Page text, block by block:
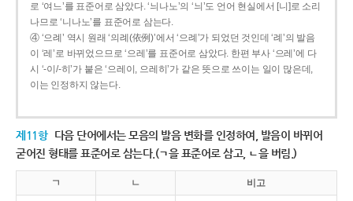
로 ‘여느’를 표준어로 삼았다. ‘늬나노’의 ‘늬’도 언어 현실에서 [니]로 소리
나므로 ‘니나노’를 표준어로 삼는다.
④ ‘으례’ 역시 원래 ‘의례(依例)’에서 ‘으례’가 되었던 것인데 ‘례’의 발음
이 ‘레’로 바뀌었으므로 ‘으레’를 표준어로 삼았다. 한편 부사 ‘으레’에 다
시 ‘-이/-히’가 붙은 ‘으레이, 으레히’가 같은 뜻으로 쓰이는 일이 많은데,
이는 인정하지 않는다.
제11항 다음 단어에서는 모음의 발음 변화를 인정하여, 발음이 바뀌어
굳어진 형태를 표준어로 삼는다.(ㄱ을 표준어로 삼고, ㄴ을 버림.)
ㄱ ㄴ 비고